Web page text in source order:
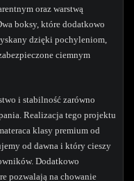
oraz warstwą
boksy, które dodatkowo
dzięki pochyleniom,
ciemnym
i stabilność zarówno
Realizacja tego projektu
klasy premium od
od dawna i który cieszy
Dodatkowo
pozwalają na chowanie